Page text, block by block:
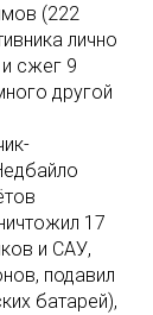
(222
лично
сжег 9
другой
17
и САУ,
подавил
батарей),